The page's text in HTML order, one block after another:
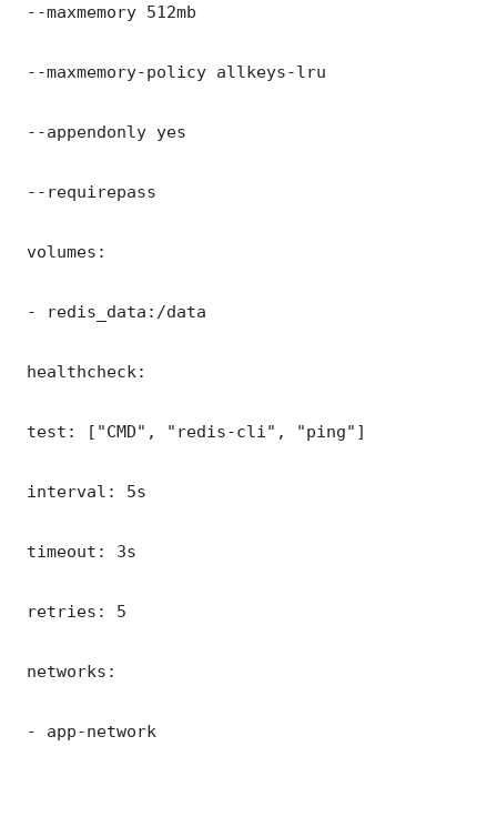
--maxmemory 512mb
--maxmemory-policy allkeys-lru
--appendonly yes
--requirepass
volumes:
- redis_data:/data
healthcheck:
test: ["CMD", "redis-cli", "ping"]
interval: 5s
timeout: 3s
retries: 5
networks:
- app-network